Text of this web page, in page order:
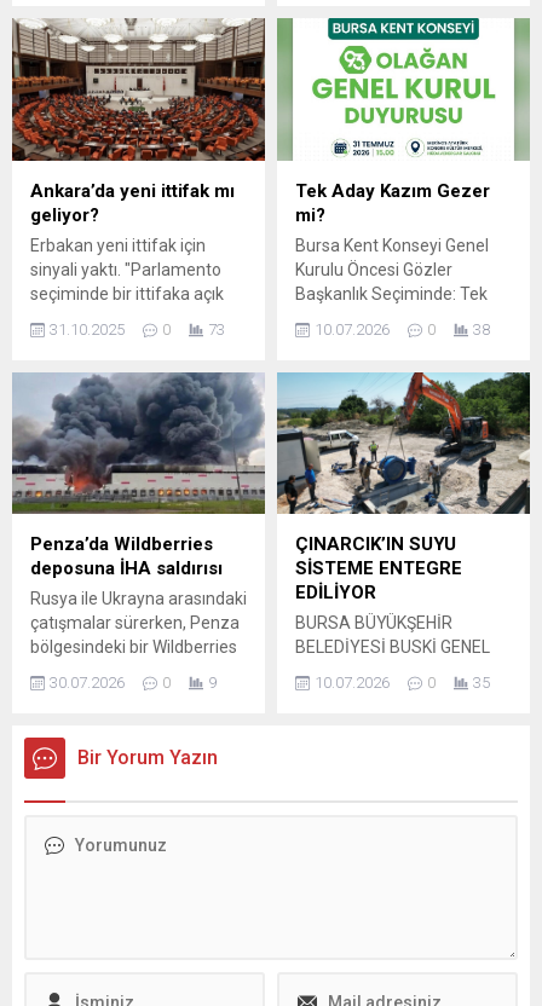
MUHARREM AYI
VESİLESİYLE
GERÇEKLEŞTİRİLEN AŞURE
İKRAMINDA GEMLİKLİ
VATANDAŞLARLA
BULUŞTU. Bursa Büyükşehir
Belediyesi tarafından
Muharrem ayının birlik,
beraberlik ve dayanışma
ruhunu yaşatmak amacıyla
il genelinde 28 farklı
noktada sürdürülen aşure
ikramı bu kez Gemlik’te
Büyükşehir...
Ankara’da yeni ittifak mı
geliyor?
Erbakan yeni ittifak için
sinyali yaktı. "Parlamento
seçiminde bir ittifaka açık
istiyorum" diyen Erbakan
atılmadığını ancak fikir
jimnastiğinin yapıldığını
belirtti.
31.10.2025 0 73
Tek Aday Kazım Gezer
mi?
Bursa Kent Konseyi Genel
Kurulu Öncesi Gözler
Başkanlık Seçiminde: Tek
BURSA – Bursa Kent
2026 tarihinde Merinos
Atatürk Kongre ve Kültür
Merkezi Hüdavendigar
Salonu’nda
gerçekleştirilecek 93.
Olağan Genel Kurulu
öncesinde, başkanlık
seçimine ilişkin kulisler
hareketlenmeye başladı.
hayvan hakları
platformlarında ve...
10.07.2026 0 38
Penza’da Wildberries
deposuna İHA saldırısı
Rusya ile Ukrayna arasındaki
çatışmalar sürerken, Penza
bölgesindeki bir Wildberries
deposu İHA saldırısının
hedefi oldu. Saldırı sonrası
durum ve güvenlik ekipleri
olay yerine hızla
açıklamada, tarafından
30.07.2026 0 9
ÇINARCIK’IN SUYU
SİSTEME ENTEGRE
EDİLİYOR
BURSA BÜYÜKŞEHİR
BELEDİYESİ BUSKİ GENEL
MÜDÜRLÜĞÜ, YAPIMI
TAMAMLANAN ÇINARCIK
10.07.2026 0 35
Bir Yorum Yazın